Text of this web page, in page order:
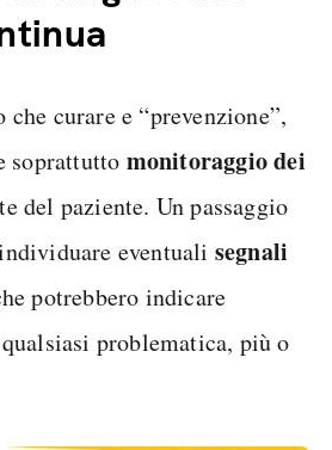
curare e “prevenzione”,
soprattutto monitoraggio dei
del paziente. Un passaggio
eventuali segnali
potrebbero indicare
problematica, più o